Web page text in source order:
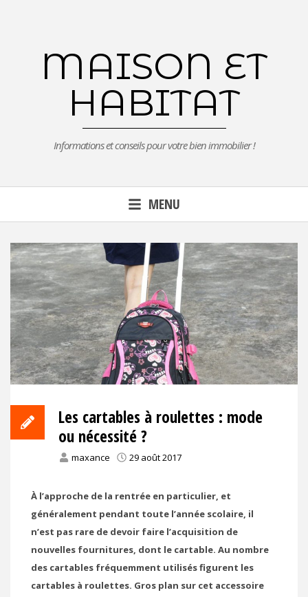
MAISON ET
HABITAT
Informations et conseils pour votre bien immobilier !
MENU
Les cartables à roulettes : mode
ou nécessité ?
maxance 29 août 2017
À l’approche de la rentrée en particulier, et
généralement pendant toute l’année scolaire, il
n’est pas rare de devoir faire l’acquisition de
nouvelles fournitures, dont le cartable. Au nombre
des cartables fréquemment utilisés figurent les
cartables à roulettes. Gros plan sur cet accessoire